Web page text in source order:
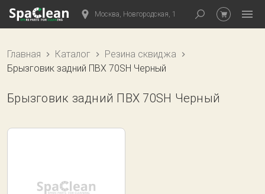
Москва, Новгородская, 1
Главная Каталог
Резина сквиджа
Брызговик задний ПВХ 70SH Черный
Брызговик задний ПВХ 70SH Черный